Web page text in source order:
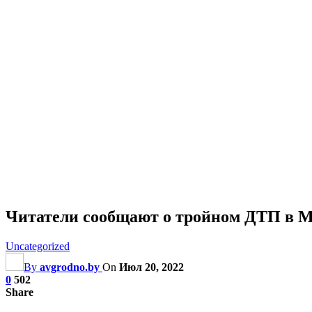
Читатели сообщают о тройном ДТП в
Uncategorized
By avgrodno.by On Июл 20, 2022
0 502
Share